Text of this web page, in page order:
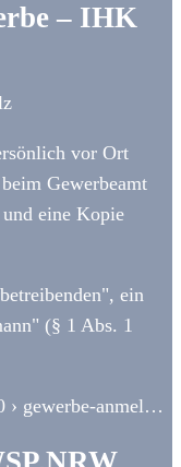
– IHK
vor Ort
Gewerbeamt
eine Kopie
ein
(§ 1 Abs. 1
› gewerbe-anmel…